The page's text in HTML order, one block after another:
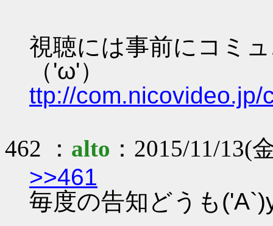
視聴には事前にコミ
（'ω'）
ttp://com.nicovideo.jp/
462 ： alto ：2015/11/13(
>>461
毎度の告知どうも